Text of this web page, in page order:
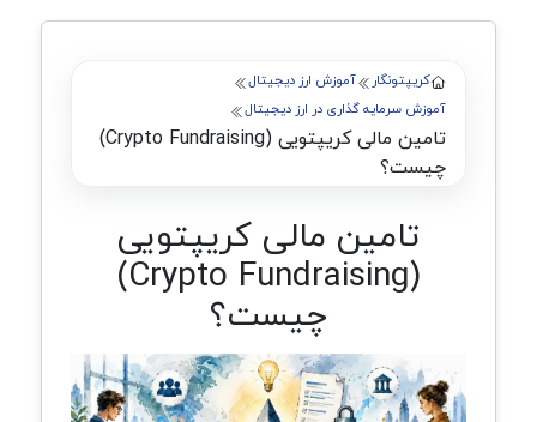
کریپتونگار
آموزش ارز دیجیتال
آموزش سرمایه گذاری در ارز دیجیتال
تامین مالی کریپتویی (Crypto Fundraising)
چیست؟
تامین مالی کریپتویی
(Crypto Fundraising)
چیست؟